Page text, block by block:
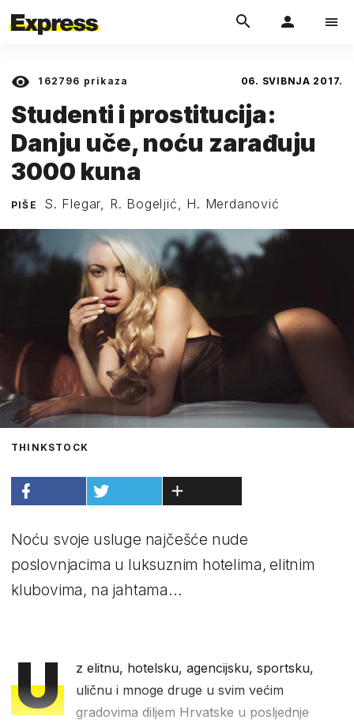
162796 prikaza 06. SVIBNJA 2017.
Studenti i prostitucija:
Danju uče, noću zarađuju
3000 kuna
PIŠE S. Flegar, R. Bogeljić, H. Merdanović
THINKSTOCK
Noću svoje usluge najčešće nude
poslovnjacima u luksuznim hotelima, elitnim
klubovima, na jahtama...
U
z elitnu, hotelsku, agencijsku, sportsku,
uličnu i mnoge druge u svim većim
gradovima diljem Hrvatske u posljednje